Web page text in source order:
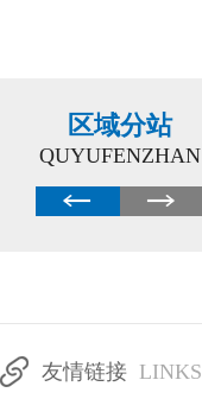
区域分站
QUYUFENZHAN
友情链接 LINKS